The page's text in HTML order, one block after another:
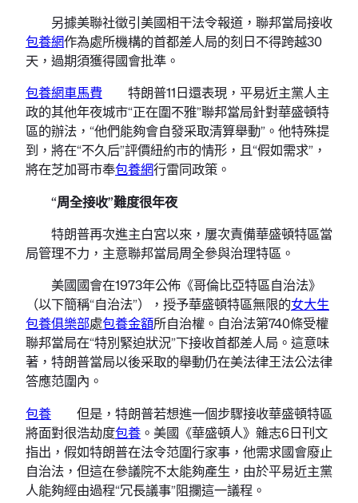
另據美聯社徵引美國相干法令報道，聯邦當局接收
包養網作為處所機構的首都差人局的刻日不得跨越30
天，過期須獲得國會批準。
包養網車馬費 特朗普11日還表現，平易近主黨人主
政的其他年夜城市“正在圍不雅”聯邦當局針對華盛頓特
區的辦法，“他們能夠會自發采取清算舉動”。他特殊提
到，將在“不久后”評價紐約市的情形，且“假如需求”，
將在芝加哥市奉包養網行雷同政策。
“周全接收”難度很年夜
特朗普再次進主白宮以來，屢次責備華盛頓特區當
局管理不力，主意聯邦當局周全參與治理特區。
美國國會在1973年公佈《哥倫比亞特區自治法》
（以下簡稱“自治法”），授予華盛頓特區無限的女大生
包養俱樂部處包養金額所自治權。自治法第740條受權
聯邦當局在“特別緊迫狀況”下接收首都差人局。這意味
著，特朗普當局以後采取的舉動仍在美法律王法公法律
答應范圍內。
包養 但是，特朗普若想進一個步驟接收華盛頓特區
將面對很浩劫度包養 。美國《華盛頓人》雜志6日刊文
指出，假如特朗普在法令范圍行家事，他需求國會廢止
自治法，但這在參議院不太能夠產生，由於平易近主黨
人能夠經由過程“冗長議事”阻攔這一議程。